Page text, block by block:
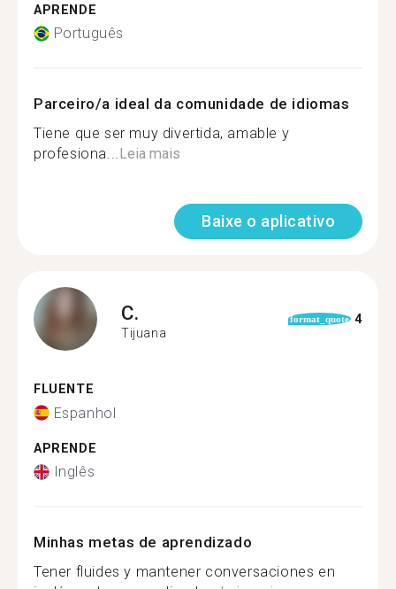
APRENDE
Português
Parceiro/a ideal da comunidade de idiomas
Tiene que ser muy divertida, amable y
profesiona...Leia mais
Baixe o aplicativo
C.
Tijuana
format_quote 4
FLUENTE
Espanhol
APRENDE
Inglês
Minhas metas de aprendizado
Tener fluides y mantener conversaciones en